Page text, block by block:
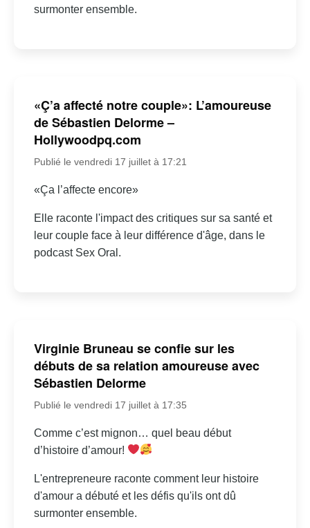
surmonter ensemble.
«Ç’a affecté notre couple»: L’amoureuse
de Sébastien Delorme –
Hollywoodpq.com
Publié le vendredi 17 juillet à 17:21
«Ça l’affecte encore»
Elle raconte l'impact des critiques sur sa santé et
leur couple face à leur différence d'âge, dans le
podcast Sex Oral.
Virginie Bruneau se confie sur les
débuts de sa relation amoureuse avec
Sébastien Delorme
Publié le vendredi 17 juillet à 17:35
Comme c’est mignon… quel beau début
d’histoire d’amour!
L'entrepreneure raconte comment leur histoire
d'amour a débuté et les défis qu'ils ont dû
surmonter ensemble.